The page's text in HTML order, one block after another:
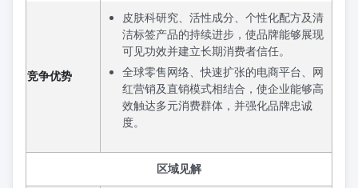
竞争优势
皮肤科研究、活性成分、个性化配方及清
洁标签产品的持续进步，使品牌能够展现
可见功效并建立长期消费者信任。
全球零售网络、快速扩张的电商平台、网
红营销及直销模式相结合，使企业能够高
效触达多元消费群体，并强化品牌忠诚
度。
区域见解